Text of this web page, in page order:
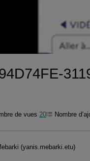
de vues 20 Nombre
(yanis.mebarki.etu)